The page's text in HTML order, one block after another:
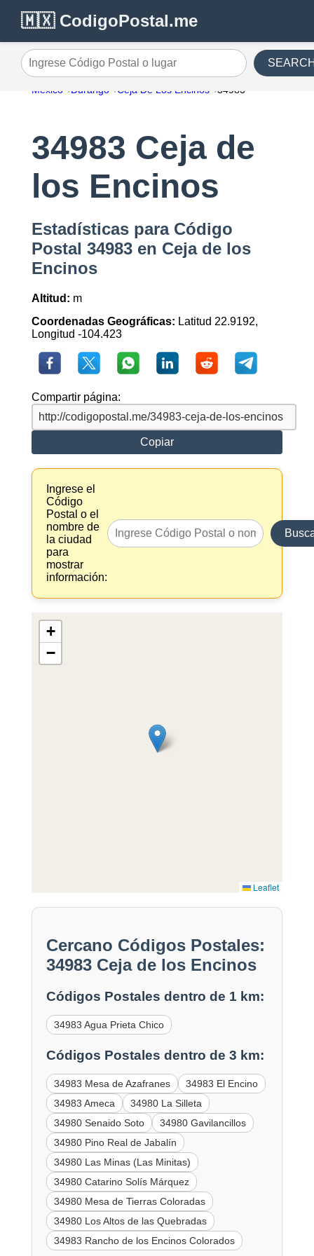
🇲🇽 CodigoPostal.me
Ingrese Código Postal o lugar
México Durango Ceja De Los Encinos 34983
34983 Ceja de
los Encinos
Estadísticas para Código
Postal 34983 en Ceja de los
Encinos
Altitud: m
Coordenadas Geográficas: Latitud 22.9192,
Longitud -104.423
Compartir página:
Copiar
Ingrese el
Código
Postal o el
nombre de
la ciudad
para
mostrar
información:
+
−
Leaflet
Cercano Códigos Postales:
34983 Ceja de los Encinos
Códigos Postales dentro de 1 km:
34983 Agua Prieta Chico
Códigos Postales dentro de 3 km:
34983 Mesa de Azafranes
34983 El Encino
34983 Ameca
34980 La Silleta
34980 Senaido Soto
34980 Gavilancillos
34980 Pino Real de Jabalín
34980 Las Minas (Las Minitas)
34980 Catarino Solís Márquez
34980 Mesa de Tierras Coloradas
34980 Los Altos de las Quebradas
34983 Rancho de los Encinos Colorados